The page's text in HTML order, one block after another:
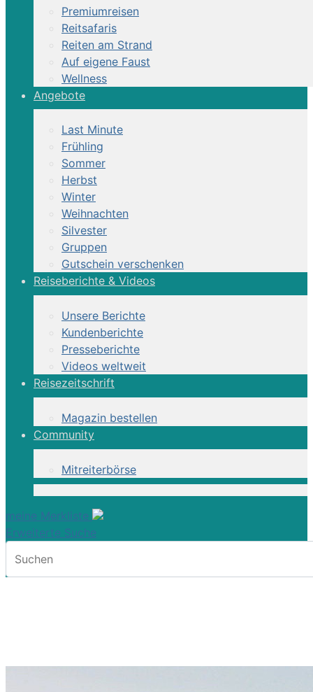
Premiumreisen
Reitsafaris
Reiten am Strand
Auf eigene Faust
Wellness
Angebote
Last Minute
Frühling
Sommer
Herbst
Winter
Weihnachten
Silvester
Gruppen
Gutschein verschenken
Reiseberichte & Videos
Unsere Berichte
Kundenberichte
Presseberichte
Videos weltweit
Reisezeitschrift
Magazin bestellen
Community
Mitreiterbörse
meine Merkliste
Erweiterte Suche